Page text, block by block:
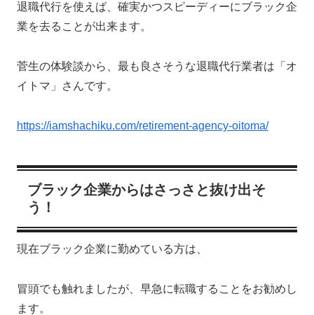
退職代行を使えば、確実かつスピーディーにブラック企
業を去ることが出来ます。
菅生の体験談から、最も良さそうな退職代行業者は「オ
イトマ」さんです。
https://iamshachiku.com/retirement-agency-oitoma/
ブラック企業からはさっさと抜け出そ
う！
現在ブラック企業に勤めている方は、
冒頭でも触れましたが、早急に転職することをお勧めし
ます。